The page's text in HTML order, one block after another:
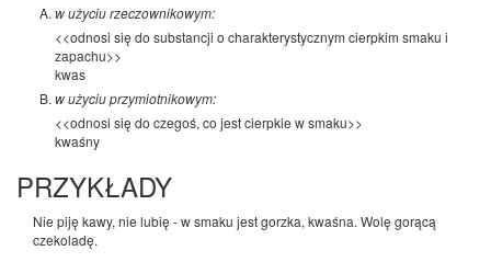
w użyciu rzeczownikowym:
<<odnosi się do substancji o charakterystycznym cierpkim smaku i
zapachu>>
kwas
w użyciu przymiotnikowym:
<<odnosi się do czegoś, co jest cierpkie w smaku>>
kwaśny
PRZYKŁADY
Nie piję kawy, nie lubię - w smaku jest gorzka, kwaśna. Wolę gorącą
czekoladę.